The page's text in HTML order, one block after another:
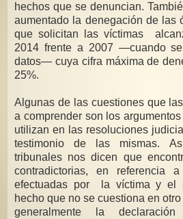
hechos que se denuncian.
aumentado la denegación de las
que solicitan las víctimas
2014 frente a 2007 —cuando
datos— cuya cifra máxima de
25%.
Algunas de las cuestiones que
a comprender son los
utilizan en las resoluciones
testimonio de las mismas.
tribunales nos dicen que
contradictorias, en referencia
efectuadas por la víctima y el
hecho que no se cuestiona en
generalmente la